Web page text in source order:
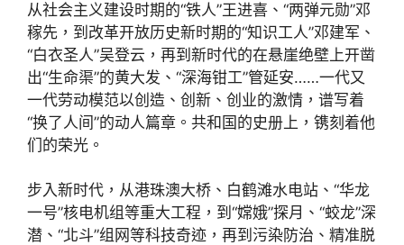
从社会主义建设时期的“铁人”王进喜、“两弹元勋”邓
稼先，到改革开放历史新时期的“知识工人”邓建军、
“白衣圣人”吴登云，再到新时代的在悬崖绝壁上开凿
出“生命渠”的黄大发、“深海钳工”管延安……一代又
一代劳动模范以创造、创新、创业的激情，谱写着
“换了人间”的动人篇章。共和国的史册上，镌刻着他
们的荣光。
步入新时代，从港珠澳大桥、白鹤滩水电站、“华龙
一号”核电机组等重大工程，到“嫦娥”探月、“蛟龙”深
潜、“北斗”组网等科技奇迹，再到污染防治、精准脱